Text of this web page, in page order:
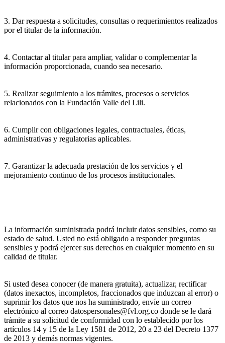
3. Dar respuesta a solicitudes, consultas o requerimientos realizados
por el titular de la información.
4. Contactar al titular para ampliar, validar o complementar la
información proporcionada, cuando sea necesario.
5. Realizar seguimiento a los trámites, procesos o servicios
relacionados con la Fundación Valle del Lili.
6. Cumplir con obligaciones legales, contractuales, éticas,
administrativas y regulatorias aplicables.
7. Garantizar la adecuada prestación de los servicios y el
mejoramiento continuo de los procesos institucionales.
La información suministrada podrá incluir datos sensibles, como su
estado de salud. Usted no está obligado a responder preguntas
sensibles y podrá ejercer sus derechos en cualquier momento en su
calidad de titular.
Si usted desea conocer (de manera gratuita), actualizar, rectificar
(datos inexactos, incompletos, fraccionados que induzcan al error) o
suprimir los datos que nos ha suministrado, envíe un correo
electrónico al correo datospersonales@fvl.org.co donde se le dará
trámite a su solicitud de conformidad con lo establecido por los
artículos 14 y 15 de la Ley 1581 de 2012, 20 a 23 del Decreto 1377
de 2013 y demás normas vigentes.